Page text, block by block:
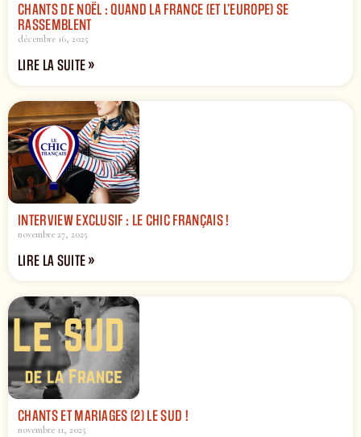
CHANTS DE NOËL : QUAND LA FRANCE (ET L’EUROPE) SE
RASSEMBLENT
décembre 16, 2025
LIRE LA SUITE »
INTERVIEW EXCLUSIF : LE CHIC FRANÇAIS !
novembre 27, 2025
LIRE LA SUITE »
CHANTS ET MARIAGES (2) LE SUD !
novembre 11, 2025